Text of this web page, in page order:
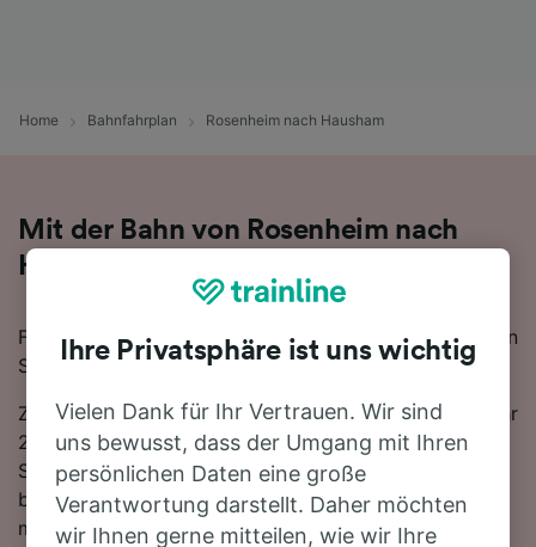
Home Bahnfahrplan Rosenheim nach Hausham
Mit der Bahn von Rosenheim nach
Hausham
Für eine Zugfahrt von Rosenheim nach Hausham finden
Sie bei uns alles, was Sie brauchen.
Zwischen Rosenheim und Hausham verkehren ungefähr
24 Züge am Tag, die mit der schnellsten Verbindung 1
Stunde 8 Minuten für die Strecke von 24 km
benötigen. Bei dieser Verbindung nach Hausham
müssen Sie 1-mal umsteigen. Steigen Sie in einen DB-
Ihre Privatsphäre ist uns wichtig
Vielen Dank für Ihr Vertrauen. Wir sind
uns bewusst, dass der Umgang mit Ihren
persönlichen Daten eine große
Verantwortung darstellt. Daher möchten
wir Ihnen gerne mitteilen, wie wir Ihre